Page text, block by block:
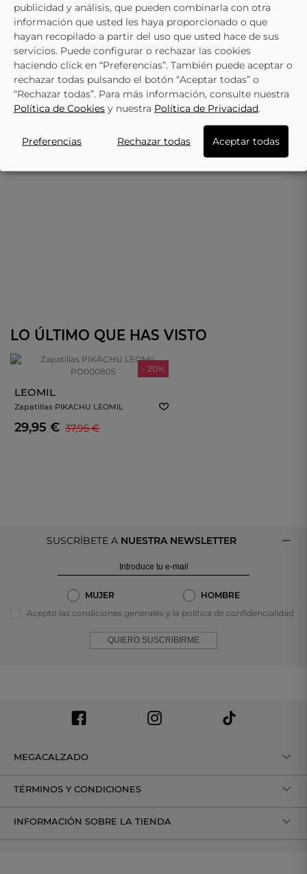
LEOMIL
Zapatillas SONIC LEOMIL SC000075
Azules
29,95 €
LEOMIL
LEOMIL Azul Mb001915
Para Niño
24,91 € 34,95 €
LO ÚLTIMO QUE HAS VISTO
- 20%
LEOMIL
Zapatillas PIKACHU LEOMIL
PO000805
29,95 € 37,95 €
SUSCRÍBETE A NUESTRA NEWSLETTER
MUJER
HOMBRE
Acepto las condiciones generales y la política de confidencialidad
QUIERO SUSCRIBIRME
MEGACALZADO
TÉRMINOS Y CONDICIONES
INFORMACIÓN SOBRE LA TIENDA
publicidad y análisis, que pueden combinarla con otra
información que usted les haya proporcionado o que
hayan recopilado a partir del uso que usted hace de sus
servicios. Puede configurar o rechazar las cookies
haciendo click en “Preferencias”. También puede aceptar o
rechazar todas pulsando el botón “Aceptar todas” o
“Rechazar todas”. Para más información, consulte nuestra
Política de Cookies y nuestra Política de Privacidad.
Preferencias Rechazar todas Aceptar todas